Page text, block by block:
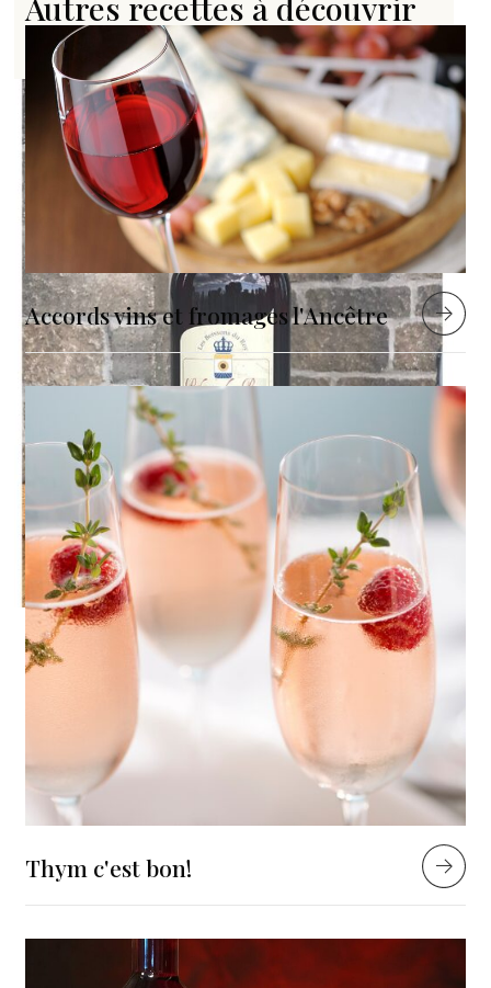
VOIR LE PRODUIT
Accords vins et fromages l'Ancêtre
Thym c'est bon!